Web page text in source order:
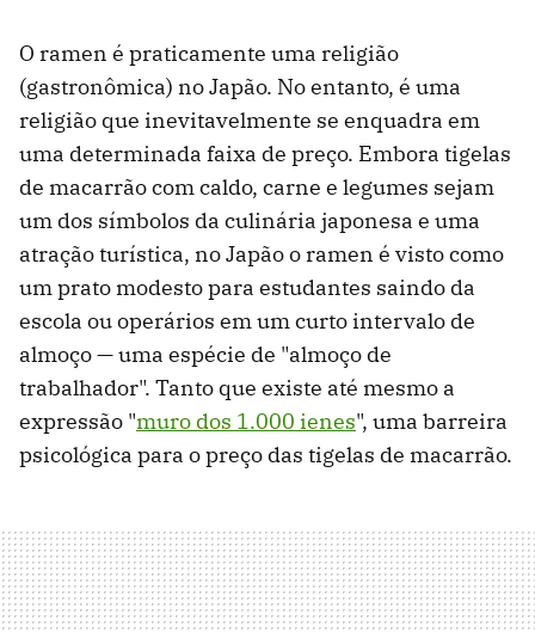
O ramen é praticamente uma religião
(gastronômica) no Japão. No entanto, é uma
religião que inevitavelmente se enquadra em
uma determinada faixa de preço. Embora tigelas
de macarrão com caldo, carne e legumes sejam
um dos símbolos da culinária japonesa e uma
atração turística, no Japão o ramen é visto como
um prato modesto para estudantes saindo da
escola ou operários em um curto intervalo de
almoço — uma espécie de "almoço de
trabalhador". Tanto que existe até mesmo a
expressão "muro dos 1.000 ienes", uma barreira
psicológica para o preço das tigelas de macarrão.